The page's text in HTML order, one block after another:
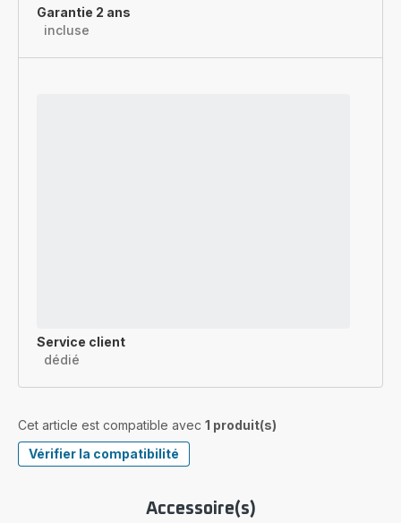
Garantie 2 ans
incluse
Service client
dédié
Cet article est compatible avec 1 produit(s)
Vérifier la compatibilité
Accessoire(s)